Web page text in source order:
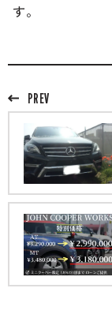
す。
PREV